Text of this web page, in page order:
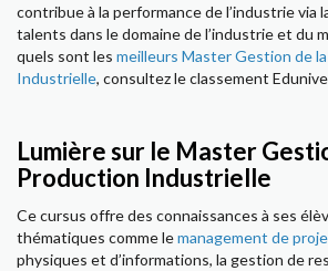
contribue à la performance de l’industrie via
talents dans le domaine de l’industrie et du
quels sont les meilleurs Master Gestion de
Industrielle, consultez le classement
Lumière sur le Master
Production Industrielle
Ce cursus offre des connaissances à ses
thématiques comme lemanagement de
physiques et d’informations, la gestion de